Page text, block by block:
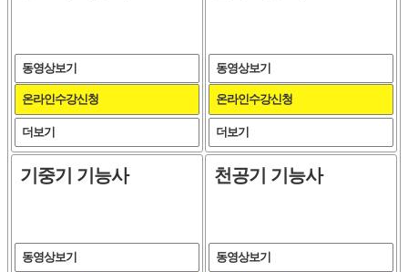
더보기
온라인수강신청
동영상보기
더보기
온라인수강신청
동영상보기
기중기 기능사
동영상보기
천공기 기능사
동영상보기